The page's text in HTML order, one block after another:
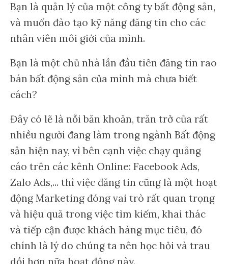
Bạn là quản lý của một công ty bất động sản,
và muốn đào tạo kỹ năng đăng tin cho các
nhân viên môi giới của mình.
Bạn là một chủ nhà lần đầu tiên đăng tin rao
bán bất động sản của mình mà chưa biết
cách?
Đây có lẽ là nỗi băn khoăn, trăn trở của rất
nhiều người đang làm trong ngành Bất động
sản hiện nay, vì bên cạnh việc chạy quảng
cáo trên các kênh Online: Facebook Ads,
Zalo Ads,... thì việc đăng tin cũng là một hoạt
động Marketing đóng vai trò rất quan trọng
và hiệu quả trong việc tìm kiếm, khai thác
và tiếp cận được khách hàng mục tiêu, đó
chính là lý do chúng ta nên học hỏi và trau
dồi hơn nữa hoạt động này.